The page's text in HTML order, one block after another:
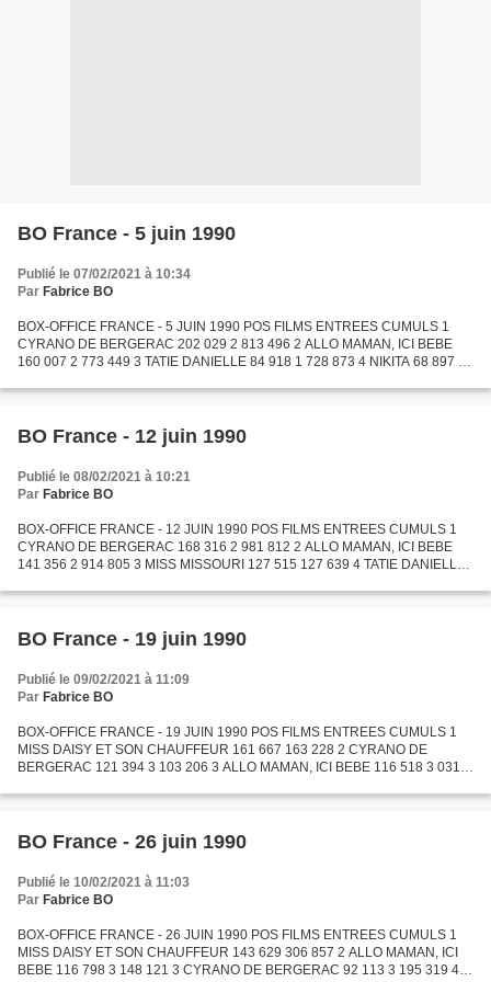
BO France - 5 juin 1990
Publié le 07/02/2021 à 10:34
Par Fabrice BO
BOX-OFFICE FRANCE - 5 JUIN 1990 POS FILMS ENTREES CUMULS 1
CYRANO DE BERGERAC 202 029 2 813 496 2 ALLO MAMAN, ICI BEBE
160 007 2 773 449 3 TATIE DANIELLE 84 918 1 728 873 4 NIKITA 68 897 2
CERCLE...
BO France - 12 juin 1990
Publié le 08/02/2021 à 10:21
Par Fabrice BO
BOX-OFFICE FRANCE - 12 JUIN 1990 POS FILMS ENTREES CUMULS 1
CYRANO DE BERGERAC 168 316 2 981 812 2 ALLO MAMAN, ICI BEBE
141 356 2 914 805 3 MISS MISSOURI 127 515 127 639 4 TATIE DANIELLE
BO France - 19 juin 1990
Publié le 09/02/2021 à 11:09
Par Fabrice BO
BOX-OFFICE FRANCE - 19 JUIN 1990 POS FILMS ENTREES CUMULS 1
MISS DAISY ET SON CHAUFFEUR 161 667 163 228 2 CYRANO DE
BERGERAC 121 394 3 103 206 3 ALLO MAMAN, ICI BEBE 116 518 3 031
TATIE DANIELLE...
BO France - 26 juin 1990
Publié le 10/02/2021 à 11:03
Par Fabrice BO
BOX-OFFICE FRANCE - 26 JUIN 1990 POS FILMS ENTREES CUMULS 1
MISS DAISY ET SON CHAUFFEUR 143 629 306 857 2 ALLO MAMAN, ICI
BEBE 116 798 3 148 121 3 CYRANO DE BERGERAC 92 113 3 195 319 4